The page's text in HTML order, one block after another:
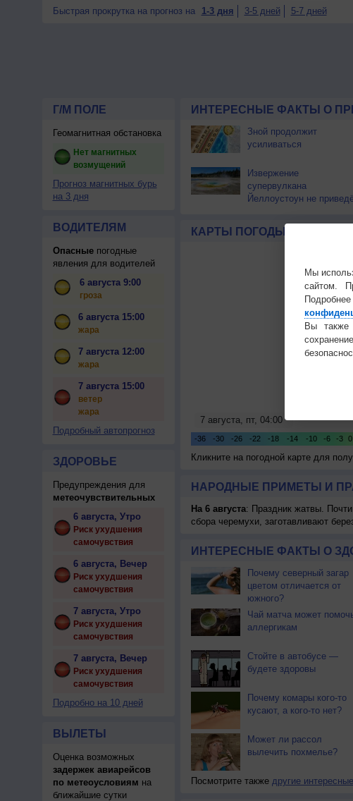
Быстрая прокрутка на прогноз на 1-3 дня 3-5 дней 5-7 дней
Г/М ПОЛЕ
Геомагнитная обстановка
Нет магнитных
возмущений
Прогноз магнитных бурь
на 3 дня
ВОДИТЕЛЯМ
Опасныепогодные
явления для водителей
6 августа 9:00
гроза
6 августа 15:00
жара
7 августа 12:00
жара
7 августа 15:00
ветер
жара
Подробный автопрогноз
ЗДОРОВЬЕ
Предупреждения для
метеочувствительных
6 августа, Утро
Риск ухудшения
самочувствия
6 августа, Вечер
Риск ухудшения
самочувствия
7 августа, Утро
Риск ухудшения
самочувствия
7 августа, Вечер
Риск ухудшения
самочувствия
Подробно на 10 дней
ВЫЛЕТЫ
Оценка возможных
задержек авиарейсов
по метеоусловиям на
ближайшие сутки
ИНТЕРЕСНЫЕ ФАКТЫ О
Зной продолжит
усиливаться
Извержение
супервулкана
Йеллоустоун не
цивилизации
КАРТЫ ПОГОДЫ
Кликните на погодной карте для
НАРОДНЫЕ ПРИМЕТЫ И
На 6 августа: Праздник жатвы.
сбора черемухи, заготавливают
ИНТЕРЕСНЫЕ ФАКТЫ О
Почему северный загар
цветом отличается от
южного?
Чай матча может
аллергикам
Стойте в автобусе —
будете здоровы
Почему комары кого-то
кусают, а кого-то нет?
Может ли рассол
вылечить похмелье?
Посмотрите также другие
Мы
сайтом.
Вы также